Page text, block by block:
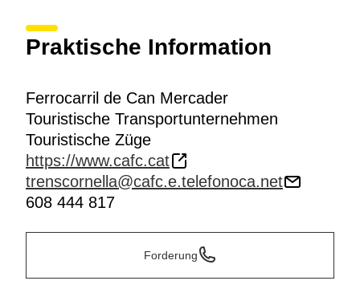
Praktische Information
Ferrocarril de Can Mercader
Touristische Transportunternehmen
Touristische Züge
https://www.cafc.cat
trenscornella@cafc.e.telefonoca.net
608 444 817
Forderung